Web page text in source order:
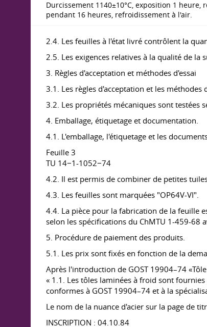
Durcissement 1140±10°С, exposition 1
pendant 16 heures, refroidissement à l'air.
2.4. Les feuilles à l'état livré contrôlent la
2.5. Les exigences relatives à la qualité de
3. Règles d'acceptation et méthodes d'essai
3.1. Les règles d'acceptation et les
3.2. Les propriétés mécaniques sont testées
4. Emballage, étiquetage et documentation.
4.1. L'emballage, l'étiquetage et les
Feuille 3
TU 14−1-1052−74
4.2. Il est permis de combiner de petites
4.3. Les feuilles sont marquées "OP64V-VI".
4.4. La pièce pour la fabrication de la feuille
selon les spécifications du ChMTU 1-459-68
5. Procédure de paiement des produits.
5.1. Les prix sont fixés en fonction de la
Après l'introduction de GOST 19904–74
« 1.1. Les tôles laminées à froid sont
conformes à GOST 19904–74 et à la
Le nom de la nuance d'acier sur la page de
INSCRIPTION : 04.10.84